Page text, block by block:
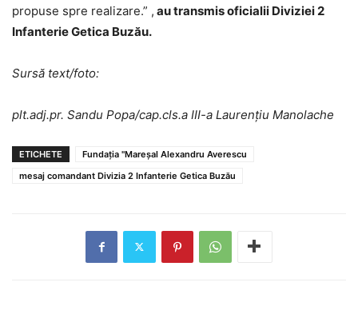
propuse spre realizare.” , au transmis oficialii Diviziei 2
Infanterie Getica Buzău.
Sursă text/foto:
plt.adj.pr. Sandu Popa/cap.cls.a III-a Laurențiu Manolache
ETICHETE
Fundaţia "Mareşal Alexandru Averescu
mesaj comandant Divizia 2 Infanterie Getica Buzău